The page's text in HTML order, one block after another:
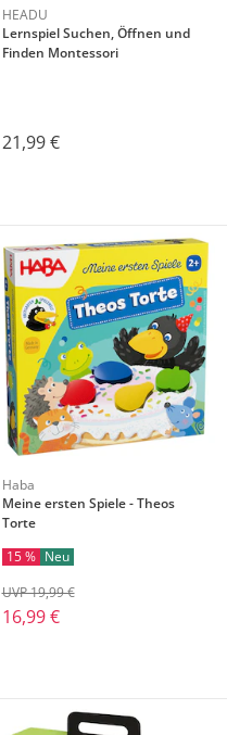
HEADU
Lernspiel Suchen, Öffnen und
Finden Montessori
21,99 €
Haba
Meine ersten Spiele - Theos
Torte
15 % Neu
16,99 €
UVP 19,99 €